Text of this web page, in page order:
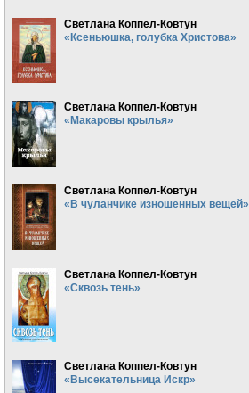
Светлана Коппел-Ковтун
«Ксеньюшка, голубка Христова»
Светлана Коппел-Ковтун
«Макаровы крылья»
Светлана Коппел-Ковтун
«В чуланчике изношенных вещей»
Светлана Коппел-Ковтун
«Сквозь тень»
Светлана Коппел-Ковтун
«Высекательница Искр»